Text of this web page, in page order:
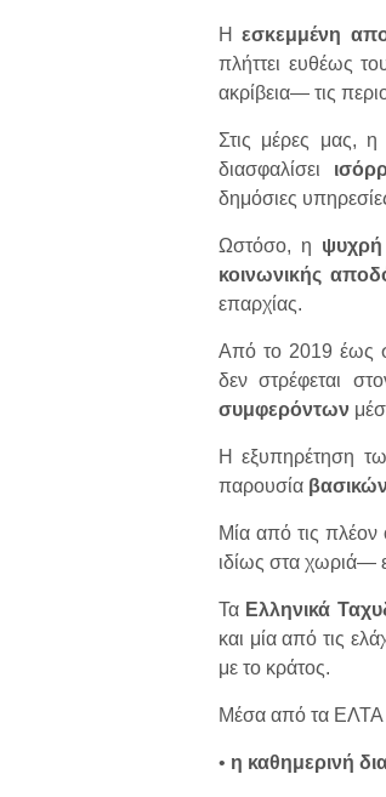
Ηεσκεμμένη
πλήττει ευθέως
ακρίβεια— τις
Στις μέρες μας,
διασφαλίσει
δημόσιες
Ωστόσο, η ψυχρή
κοινωνικής
επαρχίας.
Από το 2019 έως
δεν στρέφεται
συμφερόντων
Η εξυπηρέτηση
παρουσία
Μία από τις πλέον
ιδίως στα χωριά—
Τα Ελληνικά
και μία από τις
με το κράτος.
Μέσα από τα ΕΛΤΑ
• η καθημερινή